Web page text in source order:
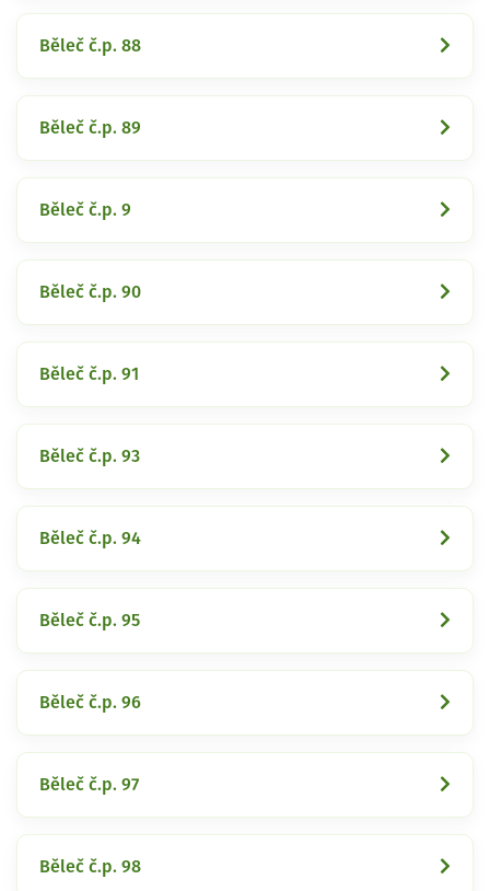
Běleč č.p. 88
Běleč č.p. 89
Běleč č.p. 9
Běleč č.p. 90
Běleč č.p. 91
Běleč č.p. 93
Běleč č.p. 94
Běleč č.p. 95
Běleč č.p. 96
Běleč č.p. 97
Běleč č.p. 98